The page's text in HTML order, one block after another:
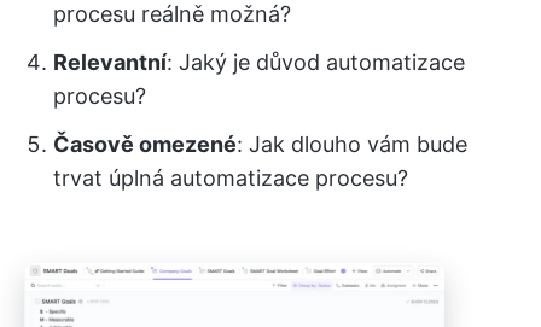
procesu reálně možná?
Relevantní: Jaký je důvod automatizace
procesu?
Časově omezené: Jak dlouho vám bude
trvat úplná automatizace procesu?